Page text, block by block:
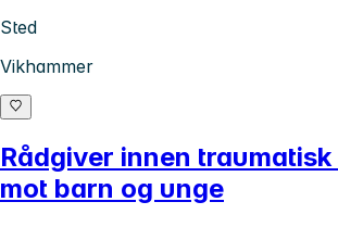
Sted
Vikhammer
Rådgiver innen
mot barn og unge